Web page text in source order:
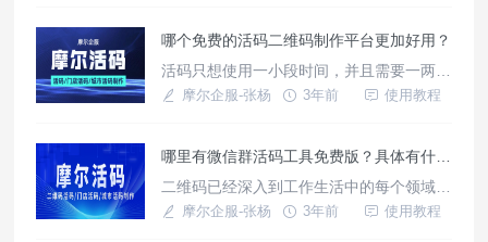
一个二维码，这个二维码就是“活码”，生成
活码之后，在活码不变的情况下可以对微信
二维码进行修改和更换，这些微信二维码可
以自动切换或者轮流展示，从而达到加
哪个免费的活码二维码制作平台更加好用？
活码只想使用一小段时间，并且需要一两个
活码二维码，完全不用付费，就可以采用这
摩尔企服-张杨 3年前 使用教程
二维码已经深入到工作生活中的每个领域，
以简单易用、信息存储量大、保密性强等特
摩尔企服-张杨 3年前 使用教程